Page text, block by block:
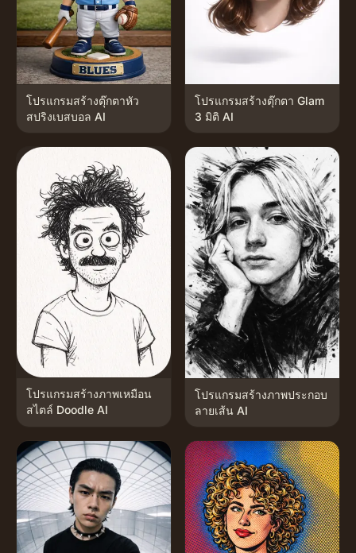
โปรแกรมสร้างตุ๊กตาหัว
สปริงเบสบอล AI
โปรแกรมสร้างตุ๊กตา Glam
3 มิติ AI
โปรแกรมสร้างภาพเหมือน
สไตล์ Doodle AI
โปรแกรมสร้างภาพประกอบ
ลายเส้น AI